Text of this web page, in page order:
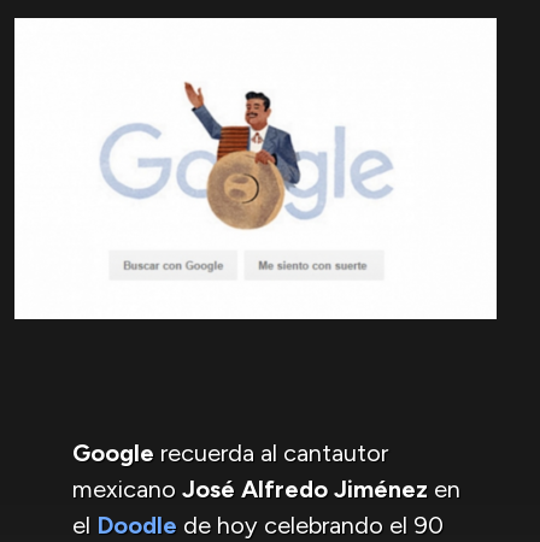
Google recuerda al cantautor
mexicano José Alfredo Jiménez en
el Doodle de hoy celebrando el 90